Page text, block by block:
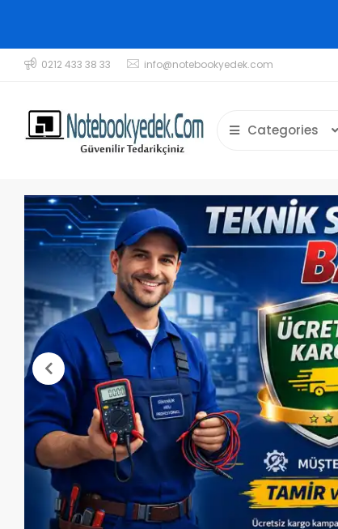
0212 433 38 33 info@notebookyedek.com
Categories